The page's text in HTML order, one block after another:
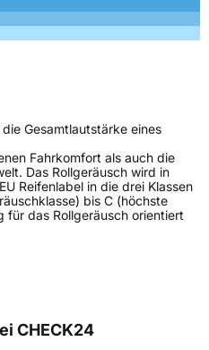
Gesamtlautstärke eines
Fahrkomfort als auch die
Das Rollgeräusch wird in
Reifenlabel in die drei Klassen
bis C (höchste
für das Rollgeräusch orientiert
CHECK24